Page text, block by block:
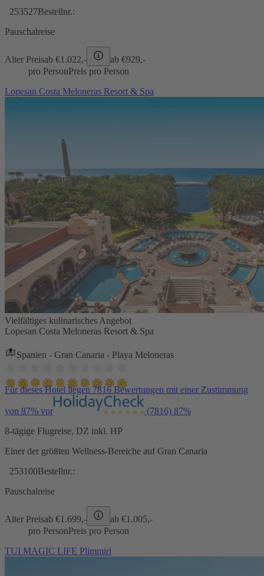
253527Bestellnr.:
Pauschalreise
Alter Preisab €1.022,- ab €929,-
pro PersonPreis pro Person
Lopesan Costa Meloneras Resort & Spa
Vielfältiges kulinarisches Angebot
Lopesan Costa Meloneras Resort & Spa
Spanien - Gran Canaria - Playa Meloneras
Für dieses Hotel liegen 7816 Bewertungen mit einer Zustimmung
von 87% vor (7816) 87%
8-tägige Flugreise, DZ inkl. HP
Einer der größten Wellness-Bereiche auf Gran Canaria
253100Bestellnr.:
Pauschalreise
Alter Preisab €1.699,- ab €1.005,-
pro PersonPreis pro Person
TUI MAGIC LIFE Plimmiri